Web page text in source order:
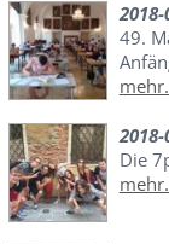
2018-
49.
2018-
Die